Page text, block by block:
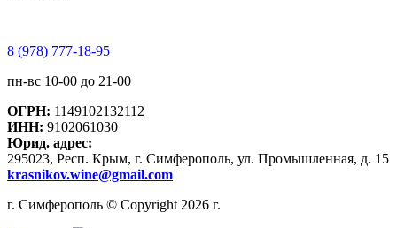
8 (978) 777-18-95
пн-вс 10-00 до 21-00
ОГРН: 1149102132112
ИНН: 9102061030
Юрид. адрес:
295023, Респ. Крым, г. Симферополь, ул. Промышленная, д. 15
krasnikov.wine@gmail.com
г. Симферополь © Copyright 2026 г.